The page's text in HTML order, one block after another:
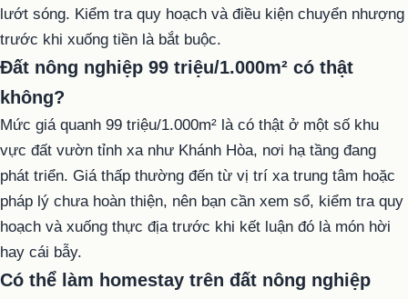
lướt sóng. Kiểm tra quy hoạch và điều kiện chuyển nhượng
trước khi xuống tiền là bắt buộc.
Đất nông nghiệp 99 triệu/1.000m² có thật
không?
Mức giá quanh 99 triệu/1.000m² là có thật ở một số khu
vực đất vườn tỉnh xa như Khánh Hòa, nơi hạ tầng đang
phát triển. Giá thấp thường đến từ vị trí xa trung tâm hoặc
pháp lý chưa hoàn thiện, nên bạn cần xem sổ, kiểm tra quy
hoạch và xuống thực địa trước khi kết luận đó là món hời
hay cái bẫy.
Có thể làm homestay trên đất nông nghiệp